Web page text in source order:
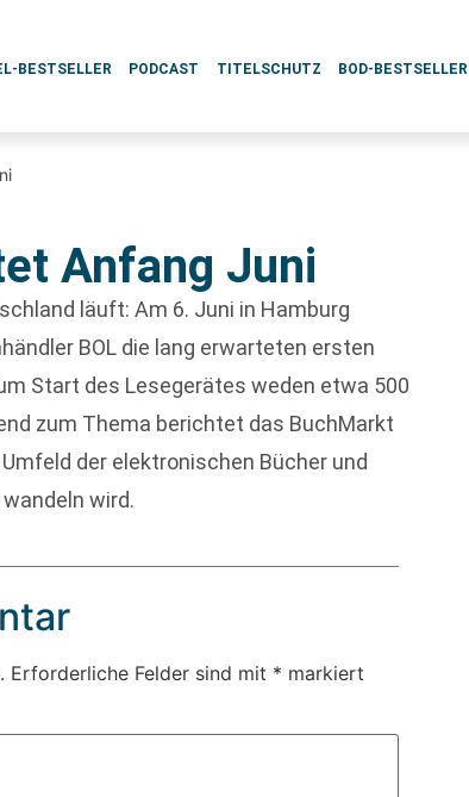
BESTSELLER PODCAST TITELSCHUTZ BOD-BESTSELLER
Anfang Juni
läuft: Am 6. Juni in Hamburg
BOL die lang erwarteten ersten
Start des Lesegerätes weden etwa 500
zum Thema berichtet das BuchMarkt
der elektronischen Bücher und
wird.
Erforderliche Felder sind mit * markiert